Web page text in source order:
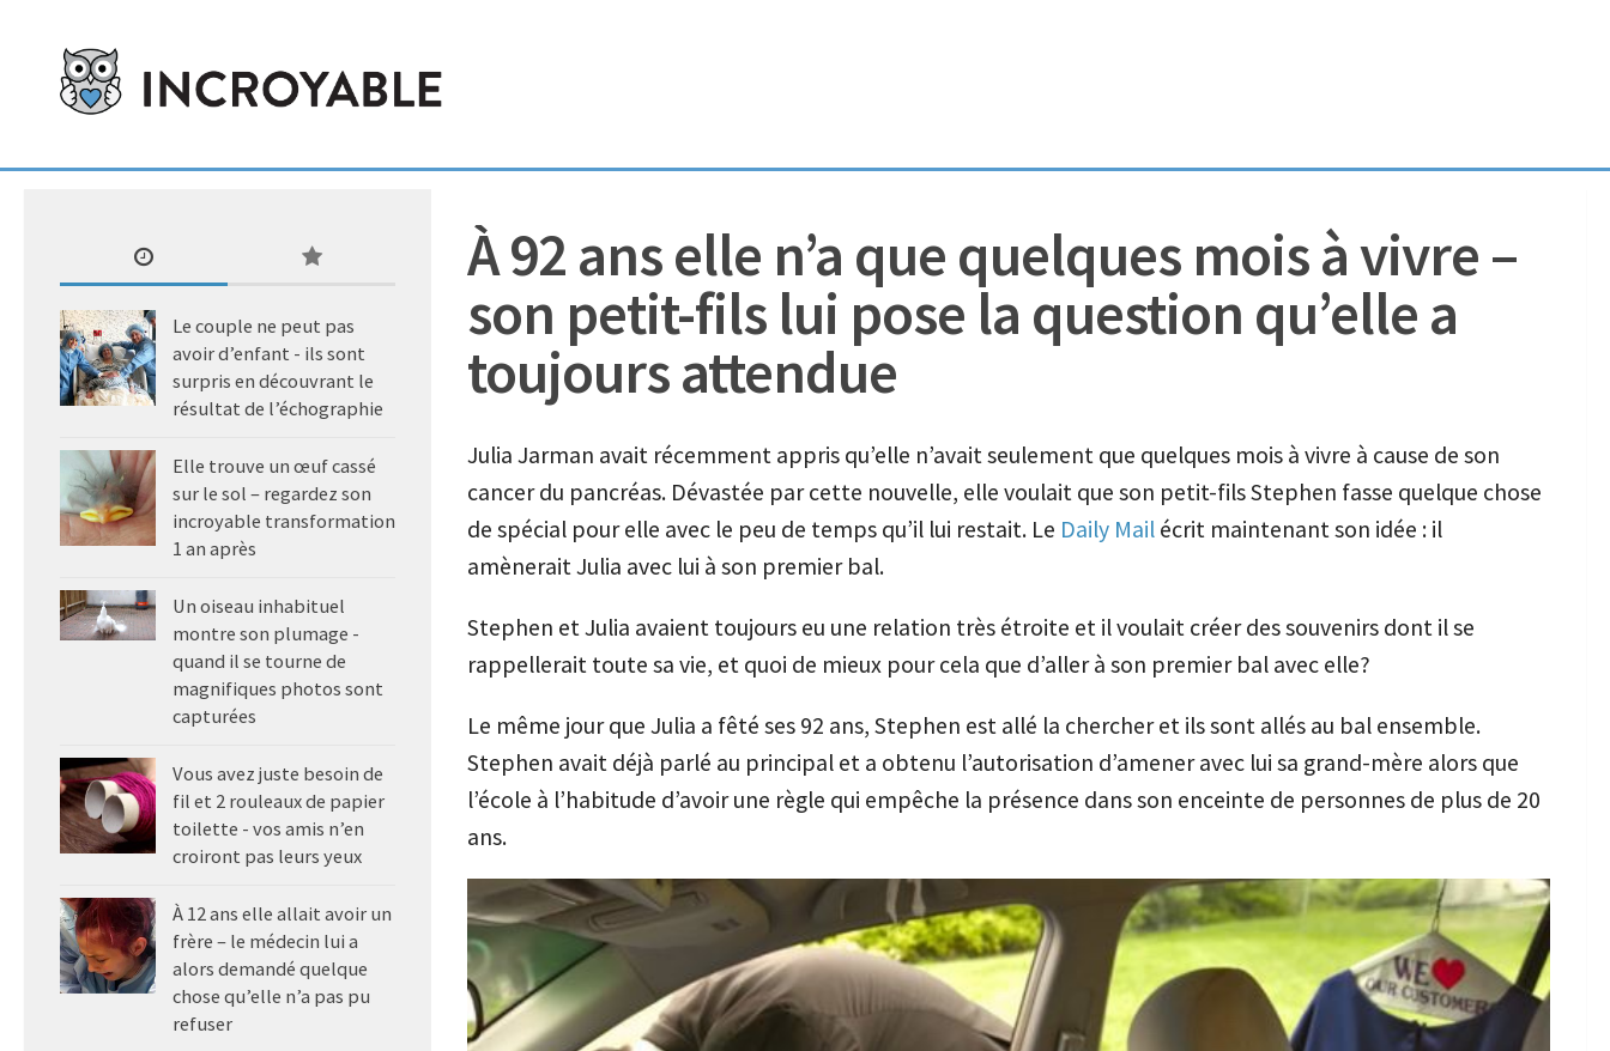
À 92 ans elle n’a que quelques mois à vivre –
son petit-fils lui pose la question qu’elle a
toujours attendue
Julia Jarman avait récemment appris qu’elle n’avait seulement que quelques mois à vivre à cause de son
cancer du pancréas. Dévastée par cette nouvelle, elle voulait que son petit-fils Stephen fasse quelque chose
de spécial pour elle avec le peu de temps qu’il lui restait. Le Daily Mail écrit maintenant son idée : il
amènerait Julia avec lui à son premier bal.
Stephen et Julia avaient toujours eu une relation très étroite et il voulait créer des souvenirs dont il se
rappellerait toute sa vie, et quoi de mieux pour cela que d’aller à son premier bal avec elle?
Le même jour que Julia a fêté ses 92 ans, Stephen est allé la chercher et ils sont allés au bal ensemble.
Stephen avait déjà parlé au principal et a obtenu l’autorisation d’amener avec lui sa grand-mère alors que
l’école à l’habitude d’avoir une règle qui empêche la présence dans son enceinte de personnes de plus de 20
ans.
Le couple ne peut pas
avoir d’enfant - ils sont
surpris en découvrant le
résultat de l’échographie
Elle trouve un œuf cassé
sur le sol – regardez son
incroyable transformation
1 an après
Un oiseau inhabituel
montre son plumage -
quand il se tourne de
magnifiques photos sont
capturées
Vous avez juste besoin de
fil et 2 rouleaux de papier
toilette - vos amis n’en
croiront pas leurs yeux
À 12 ans elle allait avoir un
frère – le médecin lui a
alors demandé quelque
chose qu’elle n’a pas pu
refuser